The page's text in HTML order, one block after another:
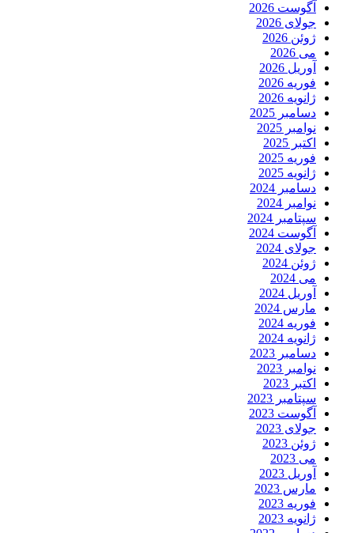
آگوست 2026
جولای 2026
ژوئن 2026
می 2026
آوریل 2026
فوریه 2026
ژانویه 2026
دسامبر 2025
نوامبر 2025
اکتبر 2025
فوریه 2025
ژانویه 2025
دسامبر 2024
نوامبر 2024
سپتامبر 2024
آگوست 2024
جولای 2024
ژوئن 2024
می 2024
آوریل 2024
مارس 2024
فوریه 2024
ژانویه 2024
دسامبر 2023
نوامبر 2023
اکتبر 2023
سپتامبر 2023
آگوست 2023
جولای 2023
ژوئن 2023
می 2023
آوریل 2023
مارس 2023
فوریه 2023
ژانویه 2023